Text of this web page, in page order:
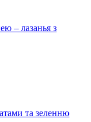
– лазанья з
та зеленню